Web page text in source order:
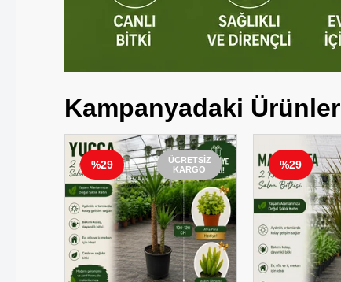
Kampanyadaki Ürünler
ÜCRETSIZ
KARGO
%29 %29